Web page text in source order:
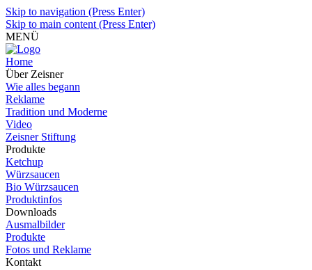
Skip to navigation (Press Enter)
Skip to main content (Press Enter)
MENÜ
Home
Über Zeisner
Wie alles begann
Reklame
Tradition und Moderne
Video
Zeisner Stiftung
Produkte
Ketchup
Würzsaucen
Bio Würzsaucen
Produktinfos
Downloads
Ausmalbilder
Produkte
Fotos und Reklame
Kontakt